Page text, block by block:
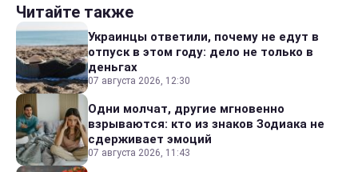
Читайте также
Украинцы ответили, почему не едут в
отпуск в этом году: дело не только в
деньгах
07 августа 2026, 12:30
Одни молчат, другие мгновенно
взрываются: кто из знаков Зодиака не
сдерживает эмоций
07 августа 2026, 11:43